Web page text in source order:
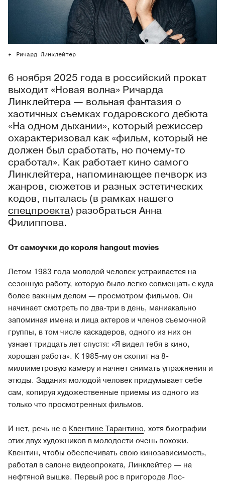
Ричард Линклейтер
6 ноября 2025 года в российский прокат
выходит «Новая волна» Ричарда
Линклейтера — вольная фантазия о
хаотичных съемках годаровского дебюта
«На одном дыхании», который режиссер
охарактеризовал как «фильм, который не
должен был сработать, но почему-то
сработал». Как работает кино самого
Линклейтера, напоминающее печворк из
жанров, сюжетов и разных эстетических
кодов, пыталась (в рамках нашего
спецпроекта) разобраться Анна
Филиппова.
От самоучки до короля hangout movies
Летом 1983 года молодой человек устраивается на
сезонную работу, которую было легко совмещать с куда
более важным делом — просмотром фильмов. Он
начинает смотреть по два-три в день, маниакально
запоминая имена и лица актеров и членов съемочной
группы, в том числе каскадеров, одного из них он
узнает тридцать лет спустя: «Я видел тебя в кино,
хорошая работа». К 1985-му он скопит на 8-
миллиметровую камеру и начнет снимать упражнения и
этюды. Задания молодой человек придумывает себе
сам, копируя художественные приемы из одного из
только что просмотренных фильмов.
И нет, речь не о Квентине Тарантино, хотя биографии
этих двух художников в молодости очень похожи.
Квентин, чтобы обеспечивать свою кинозависимость,
работал в салоне видеопроката, Линклейтер — на
нефтяной вышке. Первый рос в пригороде Лос-